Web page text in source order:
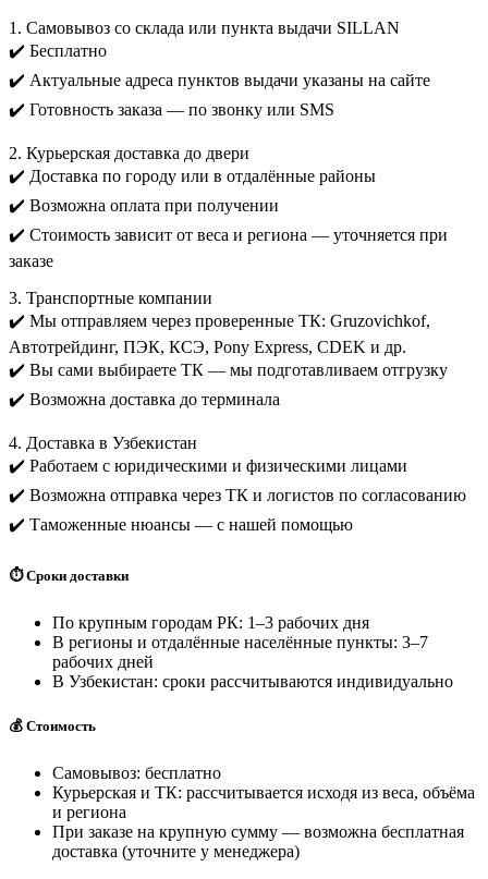
1. Самовывоз со склада или пункта выдачи SILLAN
✔️ Бесплатно
✔️ Актуальные адреса пунктов выдачи указаны на сайте
✔️ Готовность заказа — по звонку или SMS
2. Курьерская доставка до двери
✔️ Доставка по городу или в отдалённые районы
✔️ Возможна оплата при получении
✔️ Стоимость зависит от веса и региона — уточняется при
заказе
3. Транспортные компании
✔️ Мы отправляем через проверенные ТК: Gruzovichkof,
Автотрейдинг, ПЭК, КСЭ, Pony Express, CDEK и др.
✔️ Вы сами выбираете ТК — мы подготавливаем отгрузку
✔️ Возможна доставка до терминала
4. Доставка в Узбекистан
✔️ Работаем с юридическими и физическими лицами
✔️ Возможна отправка через ТК и логистов по согласованию
✔️ Таможенные нюансы — с нашей помощью
⏱️ Сроки доставки
По крупным городам РК: 1–3 рабочих дня
В регионы и отдалённые населённые пункты: 3–7
рабочих дней
В Узбекистан: сроки рассчитываются индивидуально
💰 Стоимость
Самовывоз: бесплатно
Курьерская и ТК: рассчитывается исходя из веса, объёма
и региона
При заказе на крупную сумму — возможна бесплатная
доставка (уточните у менеджера)